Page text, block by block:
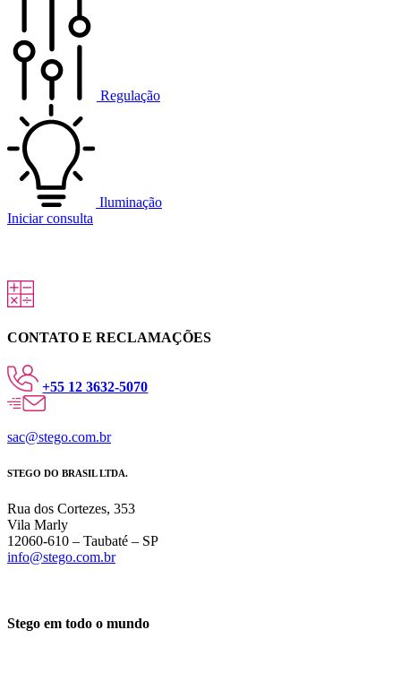
Regulação
Iluminação
Iniciar consulta
CONTATO E RECLAMAÇÕES
+55 12 3632-5070
sac@stego.com.br
STEGO DO BRASIL LTDA.
Rua dos Cortezes, 353
Vila Marly
12060-610 – Taubaté – SP
info@stego.com.br
Stego em todo o mundo